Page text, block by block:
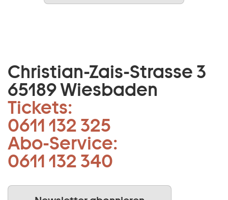
Christian-Zais-Strasse 3
65189 Wiesbaden
Tickets:
0611 132 325
Abo-Service:
0611 132 340